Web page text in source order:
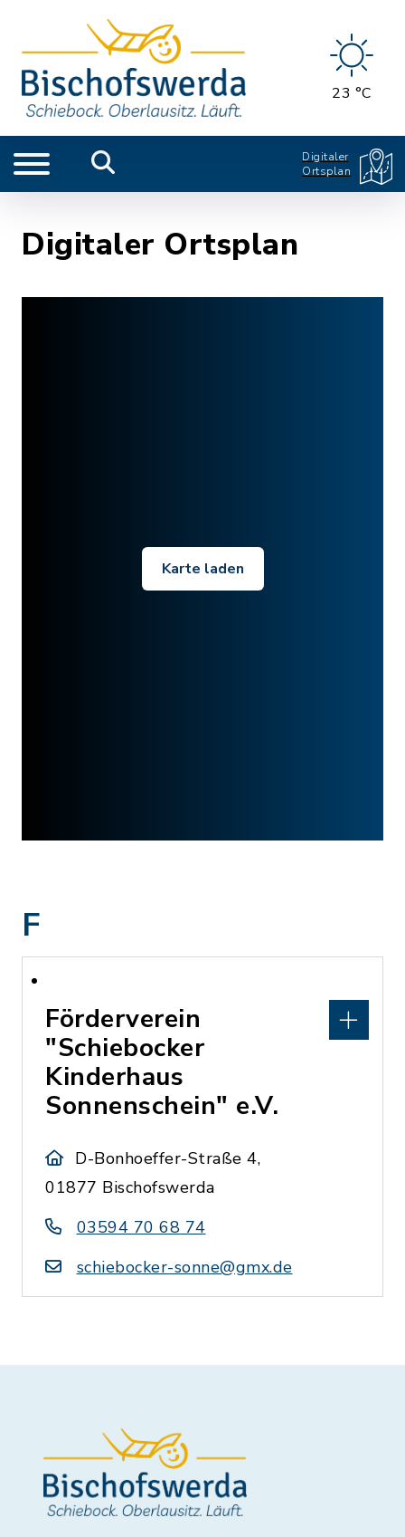
23 °C
Digitaler
Ortsplan
Digitaler Ortsplan
Karte laden
F
Förderverein
"Schiebocker
Kinderhaus
Sonnenschein" e.V.
D-Bonhoeffer-Straße 4,
01877 Bischofswerda
03594 70 68 74
schiebocker-sonne@gmx.de